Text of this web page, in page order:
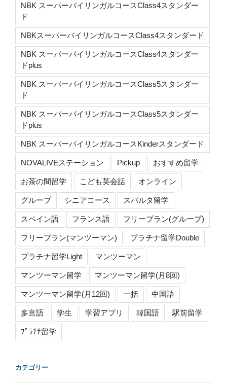
NBK スーパーバイリンガルコースClass4スタンダー
ド
NBKスーパーバイリンガルコースClass4スタンダード
NBK スーパーバイリンガルコースClass4スタンダー
ドplus
NBK スーパーバイリンガルコースClass5スタンダー
ド
NBK スーパーバイリンガルコースClass5スタンダー
ドplus
NBK スーパーバイリンガルコースKinderスタンダード
NOVALIVEステーション Pickup おすすめ留学
お茶の間留学 こども英会話 オンライン
グループ シニアコース スパルタ留学
スペイン語 フランス語 フリープラン(グループ)
フリープラン(マンツーマン) プラチナ留学Double
プラチナ留学Light マンツーマン
マンツーマン留学 マンツーマン留学(月8回)
マンツーマン留学(月12回) 一括 中国語
多言語 学生 学習アプリ 韓国語 駅前留学
ﾌﾟﾗﾁﾅ留学
カテゴリー